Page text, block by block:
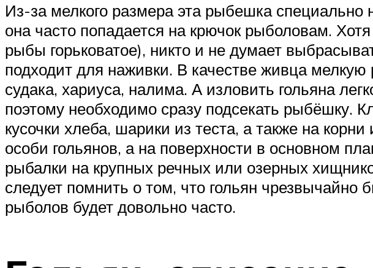
Из-за мелкого размера эта рыбешка
она часто попадается на крючок рыболовам.
рыбы горьковатое), никто и не думает
подходит для наживки. В качестве живца
судака, хариуса, налима. А изловить гольяна
поэтому необходимо сразу подсекать рыбёшку.
кусочки хлеба, шарики из теста, а также на
особи гольянов, а на поверхности в основном
рыбалки на крупных речных или озерных
следует помнить о том, что гольян чрезвычайно
рыболов будет довольно часто.